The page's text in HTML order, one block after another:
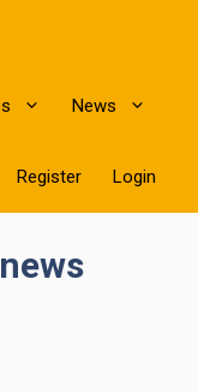
News
Register Login